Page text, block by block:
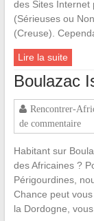
des Sites Internet
(Sérieuses ou
(Creuse).
Lire la suite
Boulazac
Rencontrer-
de commentaire
Habitant sur
des Africaines ?
Périgourdines,
Chance peut
la Dordogne,